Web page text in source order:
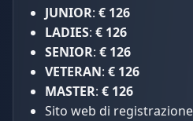
JUNIOR: € 126
LADIES: € 126
SENIOR: € 126
VETERAN: € 126
MASTER: € 126
Sito web di